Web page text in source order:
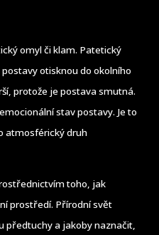
omyl či klam. Patetický
otisknou do okolního
protože je postava smutná.
stav postavy. Je to
atmosférický druh
toho, jak
prostředí. Přírodní svět
předtuchy a jakoby naznačit,